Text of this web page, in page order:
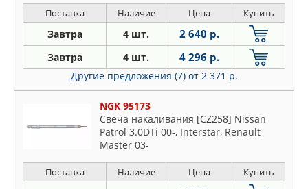
Поставка Наличие Цена Купить
Завтра 4 шт. 2 640 р.
Завтра 4 шт. 4 296 р.
Другие предложения (7) от 2 371 р.
NGK 95173
Свеча накаливания [CZ258] Nissan
Patrol 3.0DTi 00-, Interstar, Renault
Master 03-
Поставка Наличие Цена Купить